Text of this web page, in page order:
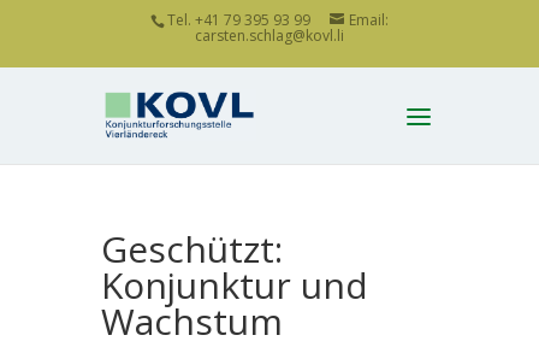
Tel. +41 79 395 93 99 Email:
carsten.schlag@kovl.li
Geschützt:
Konjunktur und
Wachstum